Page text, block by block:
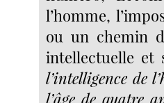
l’homme,
ou un chemin
intellectuelle et
l’intelligence de